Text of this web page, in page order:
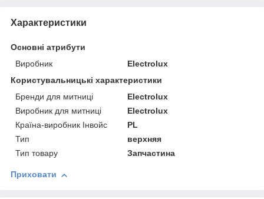
Характеристики
Основні атрибути
Виробник
Electrolux
Користувальницькі характеристики
Бренди для митниці
Electrolux
Виробник для митниці
Electrolux
Країна-виробник Інвойс
PL
Тип
верхняя
Тип товару
Запчастина
Приховати